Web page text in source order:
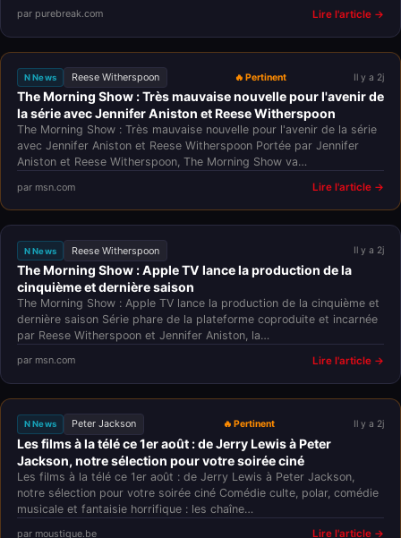
par purebreak.com Lire l'article →
N News Reese Witherspoon 🔥 Pertinent Il y a 2j
The Morning Show : Très mauvaise nouvelle pour l'avenir de
la série avec Jennifer Aniston et Reese Witherspoon
The Morning Show : Très mauvaise nouvelle pour l'avenir de la série
avec Jennifer Aniston et Reese Witherspoon Portée par Jennifer
Aniston et Reese Witherspoon, The Morning Show va…
par msn.com Lire l'article →
N News Reese Witherspoon Il y a 2j
The Morning Show : Apple TV lance la production de la
cinquième et dernière saison
The Morning Show : Apple TV lance la production de la cinquième et
dernière saison Série phare de la plateforme coproduite et incarnée
par Reese Witherspoon et Jennifer Aniston, la…
par msn.com Lire l'article →
N News Peter Jackson 🔥 Pertinent Il y a 2j
Les films à la télé ce 1er août : de Jerry Lewis à Peter
Jackson, notre sélection pour votre soirée ciné
Les films à la télé ce 1er août : de Jerry Lewis à Peter Jackson,
notre sélection pour votre soirée ciné Comédie culte, polar, comédie
musicale et fantaisie horrifique : les chaîne…
par moustique.be Lire l'article →